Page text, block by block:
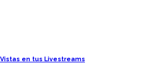
en tus Livestreams